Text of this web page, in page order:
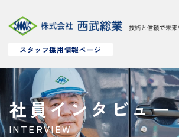
スタッフ採用情報ページ
社員インタビュー
INTERVIEW